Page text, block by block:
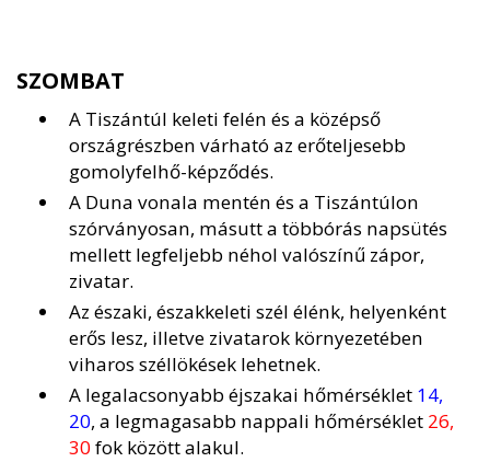
SZOMBAT
A Tiszántúl keleti felén és a középső
országrészben várható az erőteljesebb
gomolyfelhő-képződés.
A Duna vonala mentén és a Tiszántúlon
szórványosan, másutt a többórás napsütés
mellett legfeljebb néhol valószínű zápor,
zivatar.
Az északi, északkeleti szél élénk, helyenként
erős lesz, illetve zivatarok környezetében
viharos széllökések lehetnek.
A legalacsonyabb éjszakai hőmérséklet 14,
20, a legmagasabb nappali hőmérséklet 26,
30fok között alakul.